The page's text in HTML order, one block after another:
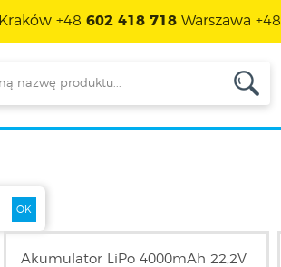
Kraków +48 602 418 718Warszawa +48
Akumulator LiPo 4000mAh 22,2V